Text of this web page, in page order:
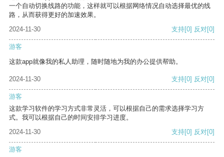
一个自动切换线路的功能，这样就可以根据网络情况自动选择最优的线
路，从而获得更好的加速效果。
2024-11-30
支持[0] 反对[0]
游客
这款app就像我的私人助理，随时随地为我的办公提供帮助。
2024-11-30 支持[0] 反对[0]
游客
这款学习软件的学习方式非常灵活，可以根据自己的需求选择学习方
式。我可以根据自己的时间安排学习进度。
2024-11-30
支持[0] 反对[0]
游客